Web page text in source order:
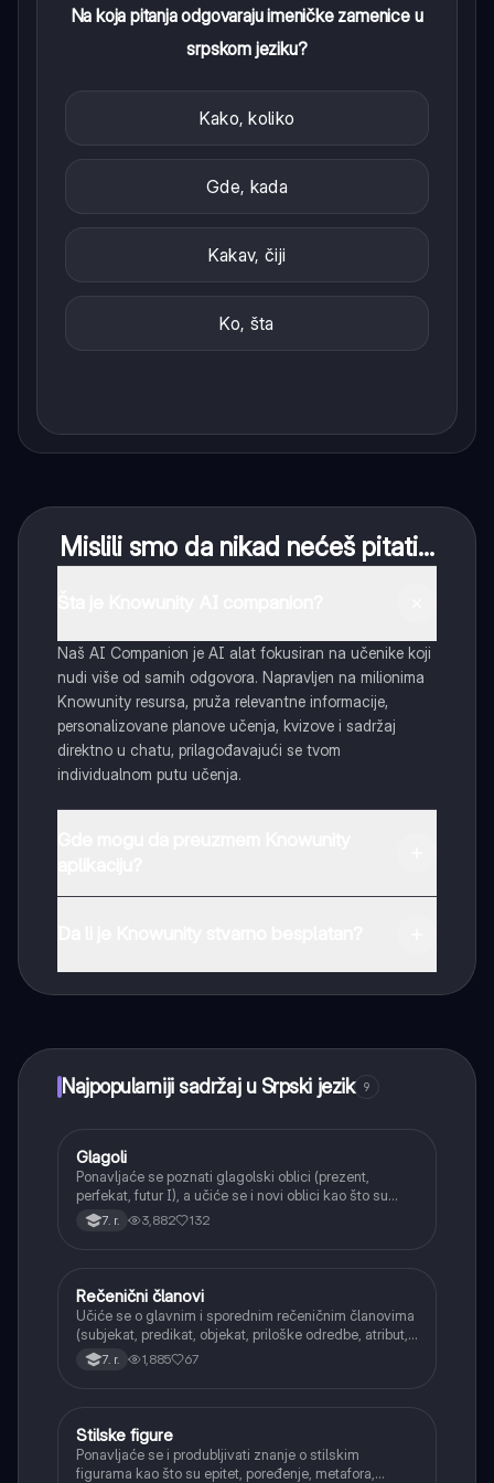
Na koja pitanja odgovaraju imeničke zamenice u
srpskom jeziku?
Kako, koliko
Gde, kada
Kakav, čiji
Ko, šta
Mislili smo da nikad nećeš pitati...
Naš AI Companion je AI alat fokusiran na učenike koji
nudi više od samih odgovora. Napravljen na milionima
Knowunity resursa, pruža relevantne informacije,
personalizovane planove učenja, kvizove i sadržaj
direktno u chatu, prilagođavajući se tvom
individualnom putu učenja.
Najpopularniji sadržaj u Srpski jezik 9
Srpski jezik
Glagoli
Ponavljaće se poznati glagolski oblici (prezent,
perfekat, futur I), a učiće se i novi oblici kao što su
aorist, imperfekat, pluskvamperfekat, futur II, kao i
glagolski prilozi i pridevi.
7. r. 3,882 132
Srpski jezik
Rečenični članovi
Učiće se o glavnim i sporednim rečeničnim članovima
(subjekat, predikat, objekat, priloške odredbe, atribut,
apozicija) i njihovoj funkciji.
7. r. 1,885 67
Srpski jezik
Stilske figure
Ponavljaće se i produbljivati znanje o stilskim
figurama kao što su epitet, poređenje, metafora,